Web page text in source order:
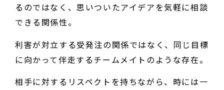
るのではなく、思いついたアイデアを気軽に相談
できる関係性。
利害が対立する受発注の関係ではなく、同じ目標
に向かって伴走するチームメイトのような存在。
相手に対するリスペクトを持ちながら、時には一